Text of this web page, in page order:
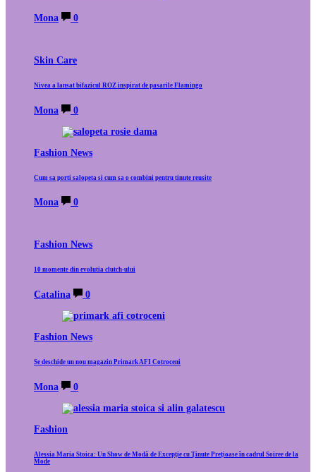
Mona 0
Skin Care
Nivea a lansat bifazicul ROZ inspirat de pasarile Flamingo
Mona 0
Fashion News
Cum sa porti salopeta si cum sa o combini pentru tinute reusite
Mona 0
Fashion News
10 momente din evolutia clutch-ului
Catalina 0
Fashion News
Se deschide un nou magazin Primark AFI Cotroceni
Mona 0
Fashion
Alessia Maria Stoica: Un Show de Modă de Excepție cu Ținute Prețioase în cadrul Soiree de la
Mode